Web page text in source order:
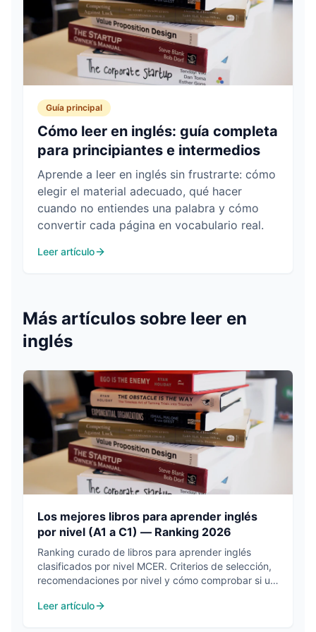
Guía principal
Cómo leer en inglés: guía completa
para principiantes e intermedios
Aprende a leer en inglés sin frustrarte: cómo
elegir el material adecuado, qué hacer
cuando no entiendes una palabra y cómo
convertir cada página en vocabulario real.
Leer artículo
Más artículos sobre leer en
inglés
Los mejores libros para aprender inglés
por nivel (A1 a C1) — Ranking 2026
Ranking curado de libros para aprender inglés
clasificados por nivel MCER. Criterios de selección,
recomendaciones por nivel y cómo comprobar si un
Leer artículo